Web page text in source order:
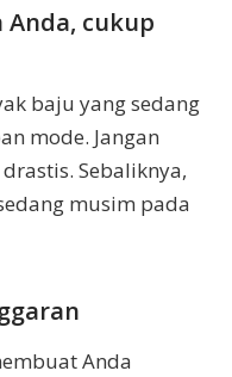
Anda, cukup
baju yang sedang
mode. Jangan
Sebaliknya,
musim pada
Anda